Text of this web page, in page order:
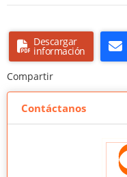
Descargar
información
Compartir
Contáctanos